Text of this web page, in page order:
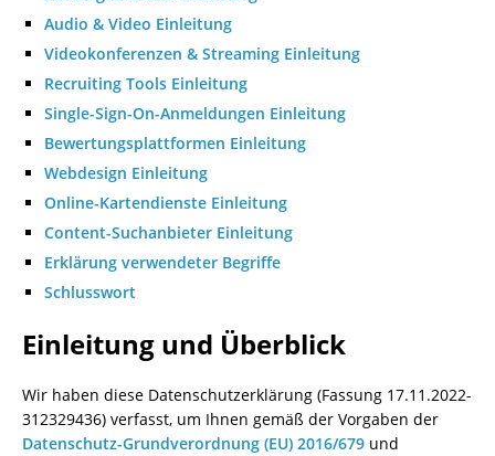
Audio & Video Einleitung
Videokonferenzen & Streaming Einleitung
Recruiting Tools Einleitung
Single-Sign-On-Anmeldungen Einleitung
Bewertungsplattformen Einleitung
Webdesign Einleitung
Online-Kartendienste Einleitung
Content-Suchanbieter Einleitung
Erklärung verwendeter Begriffe
Schlusswort
Einleitung und Überblick
Wir haben diese Datenschutzerklärung (Fassung 17.11.2022-
312329436) verfasst, um Ihnen gemäß der Vorgaben der
Datenschutz-Grundverordnung (EU) 2016/679 und